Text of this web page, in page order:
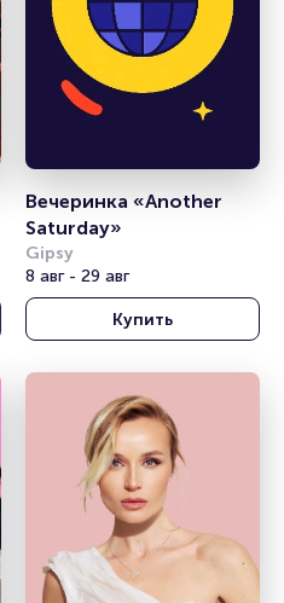
Вечеринка «Another
Saturday»
Gipsy
8 авг - 29 авг
Купить